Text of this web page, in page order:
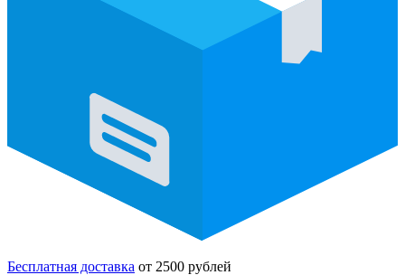
Бесплатная доставка от 2500 рублей